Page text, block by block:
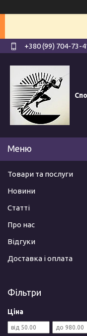
+380 (99) 704-73-
Товари та послуги
Новини
Статті
Про нас
Відгуки
Доставка і оплата
Фільтри
Ціна